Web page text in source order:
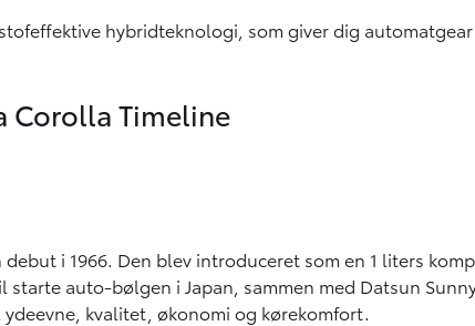
hybridteknologi, som giver dig
Corolla Timeline
i 1966. Den blev introduceret som en 1 liters
auto-bølgen i Japan, sammen med Datsun
kvalitet, økonomi og kørekomfort.